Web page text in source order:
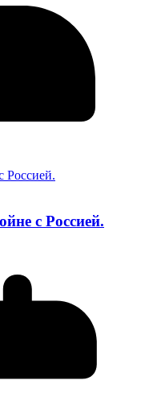
с Россией.